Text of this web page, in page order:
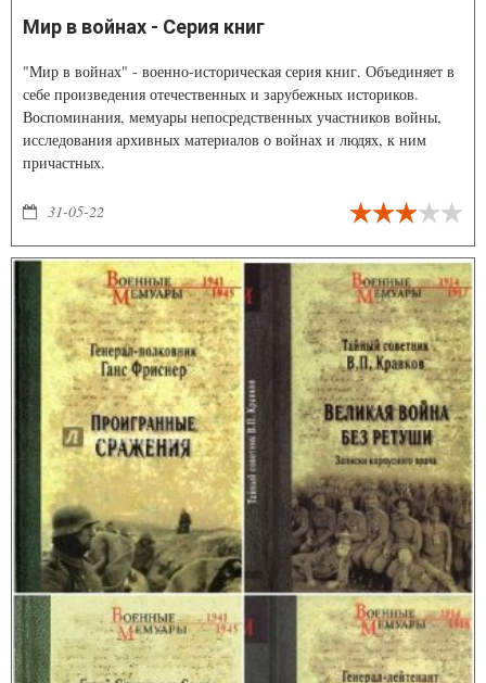
Мир в войнах - Серия книг
"Мир в войнах" - военно-историческая серия книг. Объединяет в
себе произведения отечественных и зарубежных историков.
Воспоминания, мемуары непосредственных участников войны,
исследования архивных материалов о войнах и людях, к ним
причастных.
31-05-22